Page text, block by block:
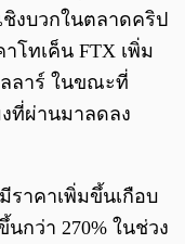
งบวกในตลาดคริป
โทเค็น FTX เพิ่ม
ลาร์ ในขณะที่
ที่ผ่านมาลดลง
ราคาเพิ่มขึ้นเกือบ
กว่า 270% ในช่วง